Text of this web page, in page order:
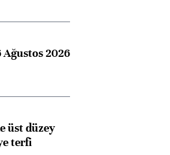
Ağustos 2026
üst düzey
terfi